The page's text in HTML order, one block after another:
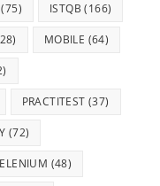
(75) ISTQB (166)
MOBILE (64)
PRACTITEST (37)
(72)
(48)